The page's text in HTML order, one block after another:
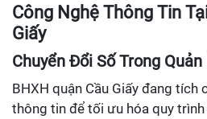
Công Nghệ Thông Tin
Giấy
Chuyển Đổi Số Trong Quản
BHXH quận Cầu Giấy đang
thông tin để tối ưu hóa quy